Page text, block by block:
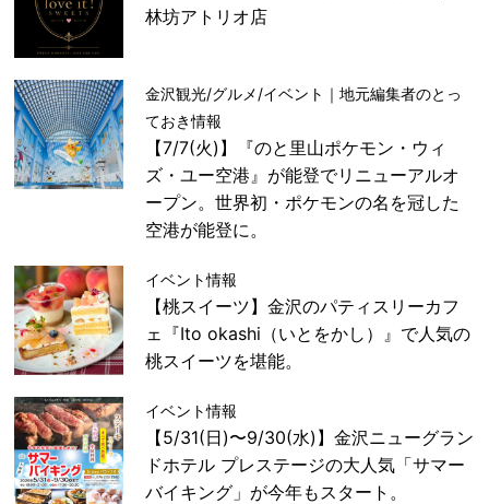
林坊アトリオ店
金沢観光/グルメ/イベント｜地元編集者のとっ
ておき情報
【7/7(火)】『のと里山ポケモン・ウィ
ズ・ユー空港』が能登でリニューアルオ
ープン。世界初・ポケモンの名を冠した
空港が能登に。
イベント情報
【桃スイーツ】金沢のパティスリーカフ
ェ『Ito okashi（いとをかし）』で人気の
桃スイーツを堪能。
イベント情報
【5/31(日)〜9/30(水)】金沢ニューグラン
ドホテル プレステージの大人気「サマー
バイキング」が今年もスタート。